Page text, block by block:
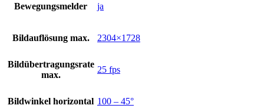
Bewegungsmelder ja
Bildauflösung max. 2304×1728
Bildübertragungsrate
max.
25 fps
Bildwinkel horizontal 100 – 45°